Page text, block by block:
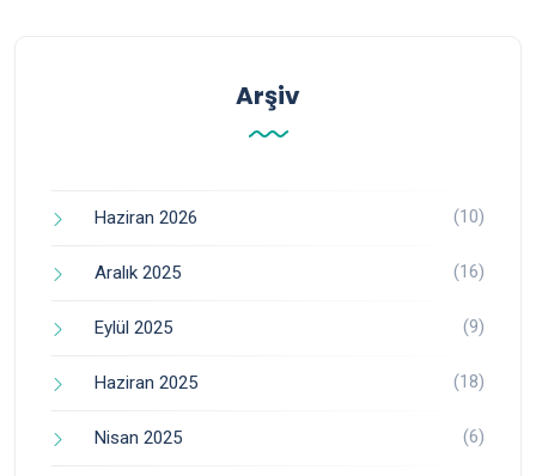
Arşiv
Haziran 2026 (10)
Aralık 2025 (16)
Eylül 2025 (9)
Haziran 2025 (18)
Nisan 2025 (6)